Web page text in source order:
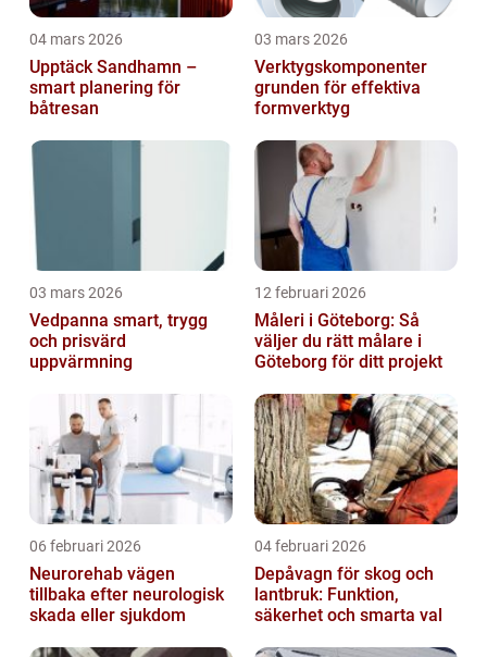
04 mars 2026
Upptäck Sandhamn –
smart planering för
båtresan
03 mars 2026
Verktygskomponenter
grunden för effektiva
formverktyg
03 mars 2026
Vedpanna smart, trygg
och prisvärd
uppvärmning
12 februari 2026
Måleri i Göteborg: Så
väljer du rätt målare i
Göteborg för ditt projekt
06 februari 2026
Neurorehab vägen
tillbaka efter neurologisk
skada eller sjukdom
04 februari 2026
Depåvagn för skog och
lantbruk: Funktion,
säkerhet och smarta val